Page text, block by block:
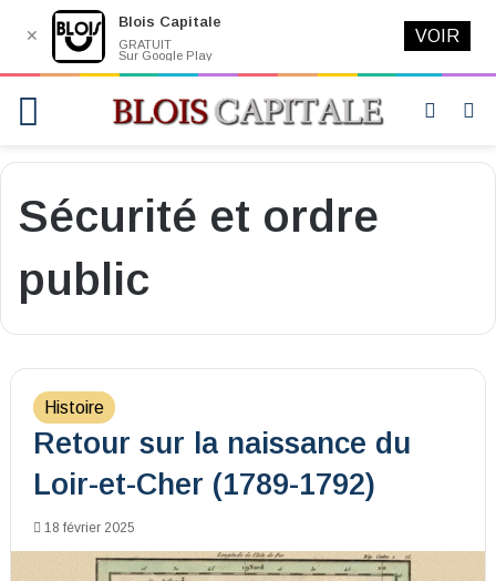
Switch
Sécurité et ordre
public
Histoire
Retour sur la naissance du
Loir-et-Cher (1789-1792)
18 février 2025
✕
Blois Capitale
GRATUIT
Sur Google Play
VOIR